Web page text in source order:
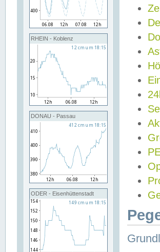
RHEIN - Koblenz
DONAU - Passau
ODER - Eisenhüttenstadt